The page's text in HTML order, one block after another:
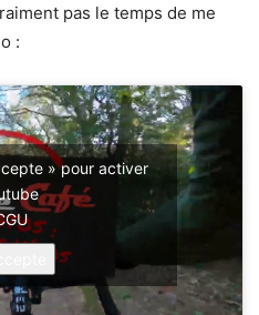
pas le temps de me
:
» pour activer